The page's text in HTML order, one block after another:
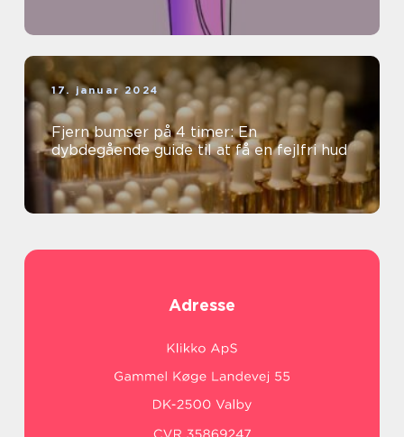
17. januar 2024
Fjern bumser på 4 timer: En
dybdegående guide til at få en fejlfri hud
Adresse